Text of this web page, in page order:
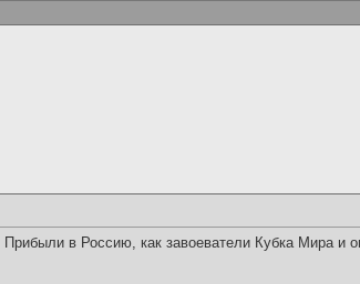
в Россию, как завоеватели Кубка Мира и